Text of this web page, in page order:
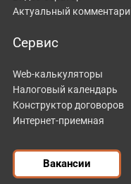
Актуальный
Сервис
Web-калькуляторы
Налоговый календарь
Конструктор договоров
Интернет-приемная
Вакансии